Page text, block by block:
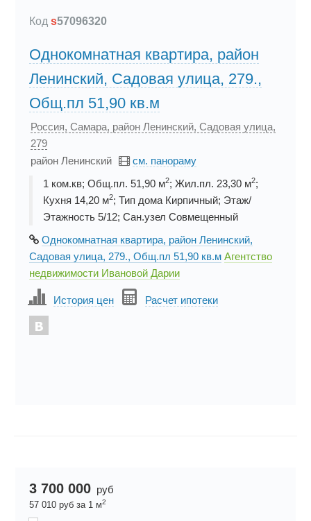
Код s57096320
Однокомнатная квартира, район
Ленинский, Садовая улица, 279.,
Общ.пл 51,90 кв.м
Россия, Самара, район Ленинский, Садовая улица,
279
район Ленинский
см. панораму
1 ком.кв; Общ.пл. 51,90 м2; Жил.пл. 23,30 м2;
Кухня 14,20 м2; Тип дома Кирпичный; Этаж/
Этажность 5/12; Сан.узел Совмещенный
Однокомнатная квартира, район Ленинский,
Садовая улица, 279., Общ.пл 51,90 кв.м Агентство
недвижимости Ивановой Дарии
История цен Расчет ипотеки
3 700 000 руб
57 010 руб за 1 м2